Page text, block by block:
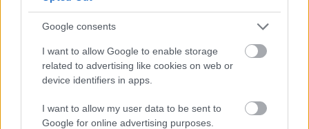
Google consents
I want to allow Google to enable storage
related to advertising like cookies on web or
device identifiers in apps.
I want to allow my user data to be sent to
Google for online advertising purposes.
A BALKÁNI ÖRÖMZENE ÜNNEPE BUDAPESTEN